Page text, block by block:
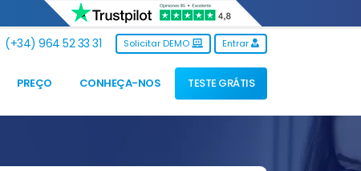
(+34) 964 52 33 31 Solicitar DEMO Entrar
PREÇO CONHEÇA-NOS TESTE GRÁTIS